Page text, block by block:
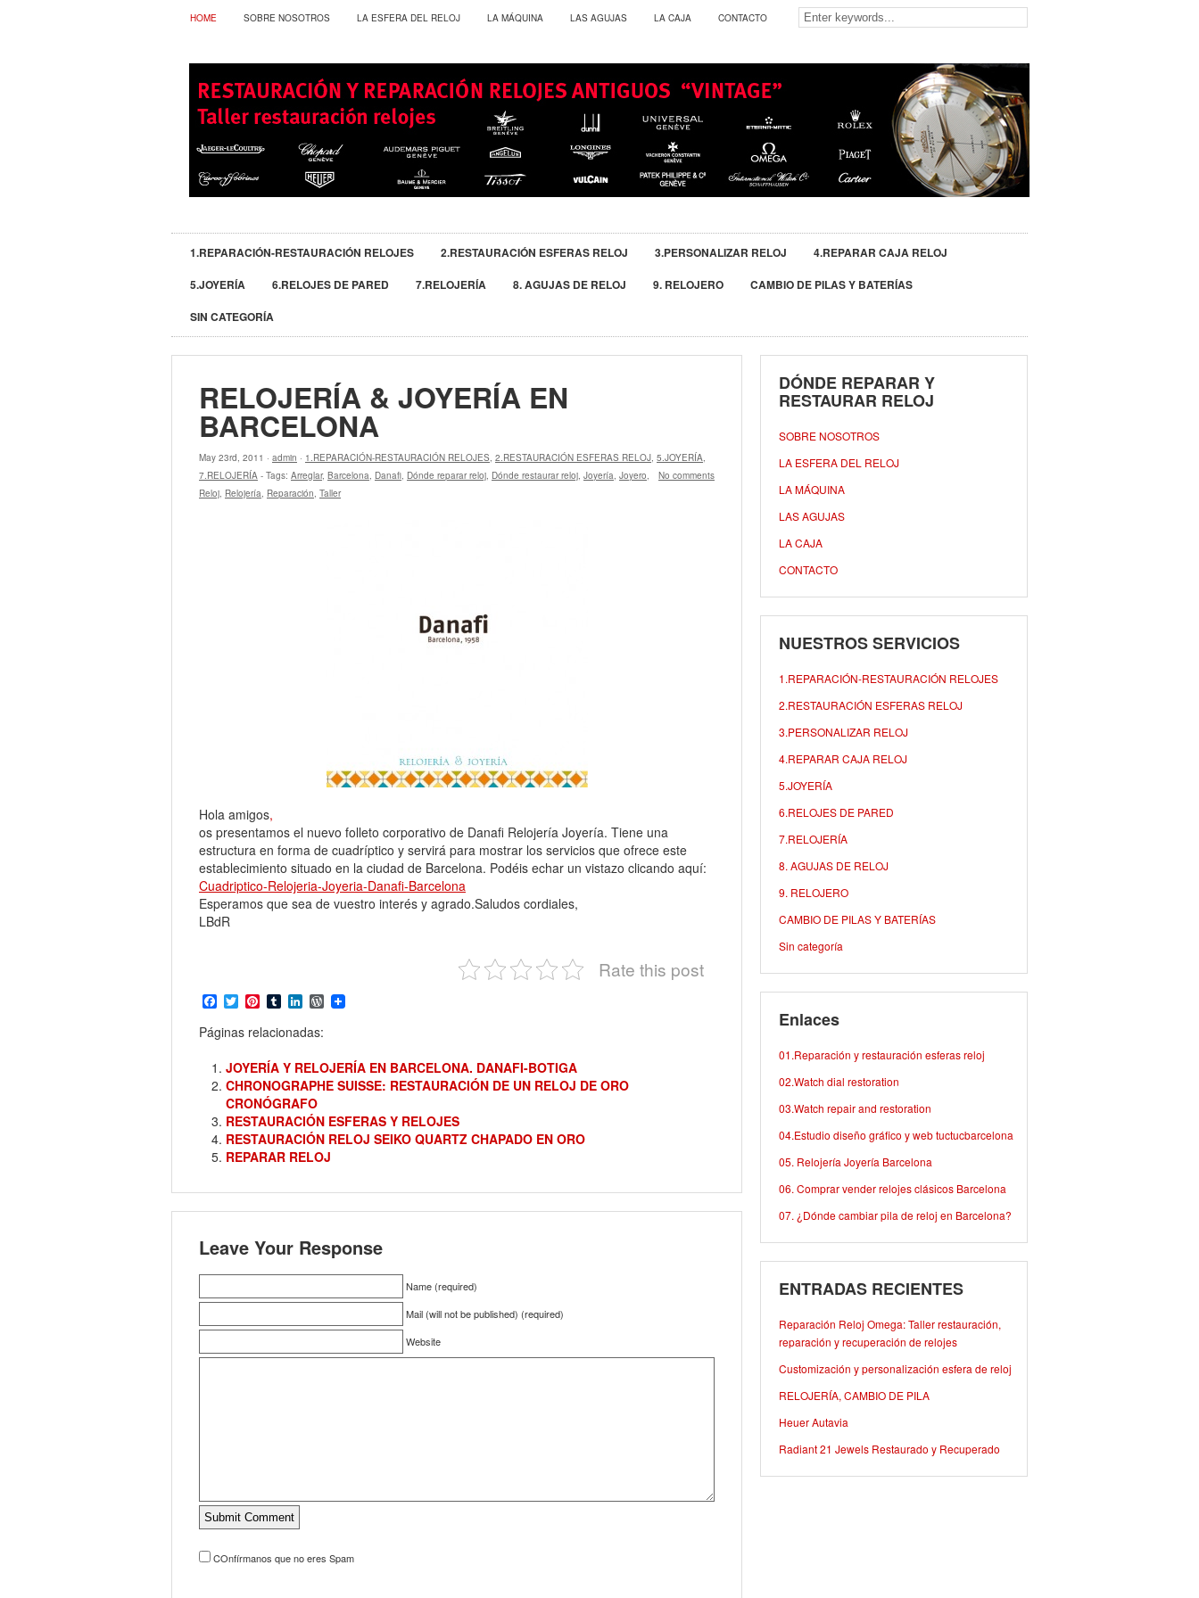
HOME SOBRE NOSOTROS LA ESFERA DEL RELOJ LA MÁQUINA LAS AGUJAS LA CAJA CONTACTO
1.REPARACIÓN-RESTAURACIÓN RELOJES 2.RESTAURACIÓN ESFERAS RELOJ 3.PERSONALIZAR RELOJ
4.REPARAR CAJA RELOJ
5.JOYERÍA
6.RELOJES DE PARED 7.RELOJERÍA 8. AGUJAS DE RELOJ 9. RELOJERO
CAMBIO DE PILAS Y BATERÍAS
SIN CATEGORÍA
RELOJERÍA & JOYERÍA EN
BARCELONA
May 23rd, 2011 · admin · 1.REPARACIÓN-RESTAURACIÓN RELOJES, 2.RESTAURACIÓN ESFERAS RELOJ, 5.JOYERÍA,
7.RELOJERÍA
No comments
- Tags: Arreglar, Barcelona, Danafi, Dónde reparar reloj, Dónde restaurar reloj, Joyería, Joyero,
Reloj, Relojería, Reparación, Taller
Hola amigos,
os presentamos el nuevo folleto corporativo de Danafi Relojería Joyería. Tiene una
estructura en forma de cuadríptico y servirá para mostrar los servicios que ofrece este
establecimiento situado en la ciudad de Barcelona. Podéis echar un vistazo clicando aquí:
Cuadriptico-Relojeria-Joyeria-Danafi-Barcelona
Esperamos que sea de vuestro interés y agrado.Saludos cordiales,
LBdR
Rate this post
Facebook
TwitterPinterest
TumblrLinkedInWordPress
Páginas relacionadas:
JOYERÍA Y RELOJERÍA EN BARCELONA. DANAFI-BOTIGA
CHRONOGRAPHE SUISSE: RESTAURACIÓN DE UN RELOJ DE ORO
CRONÓGRAFO
RESTAURACIÓN ESFERAS Y RELOJES
RESTAURACIÓN RELOJ SEIKO QUARTZ CHAPADO EN ORO
REPARAR RELOJ
Leave Your Response
Name (required)
Mail (will not be published) (required)
Website
COnfírmanos que no eres Spam
DÓNDE REPARAR Y
RESTAURAR RELOJ
SOBRE NOSOTROS
LA ESFERA DEL RELOJ
LA MÁQUINA
LAS AGUJAS
LA CAJA
CONTACTO
NUESTROS SERVICIOS
1.REPARACIÓN-RESTAURACIÓN RELOJES
2.RESTAURACIÓN ESFERAS RELOJ
3.PERSONALIZAR RELOJ
4.REPARAR CAJA RELOJ
5.JOYERÍA
6.RELOJES DE PARED
7.RELOJERÍA
8. AGUJAS DE RELOJ
9. RELOJERO
CAMBIO DE PILAS Y BATERÍAS
Sin categoría
Enlaces
01.Reparación y restauración esferas reloj
02.Watch dial restoration
03.Watch repair and restoration
04.Estudio diseño gráfico y web tuctucbarcelona
05. Relojería Joyería Barcelona
06. Comprar vender relojes clásicos Barcelona
07. ¿Dónde cambiar pila de reloj en Barcelona?
ENTRADAS RECIENTES
Reparación Reloj Omega: Taller restauración,
reparación y recuperación de relojes
Customización y personalización esfera de reloj
RELOJERÍA, CAMBIO DE PILA
Heuer Autavia
Radiant 21 Jewels Restaurado y Recuperado